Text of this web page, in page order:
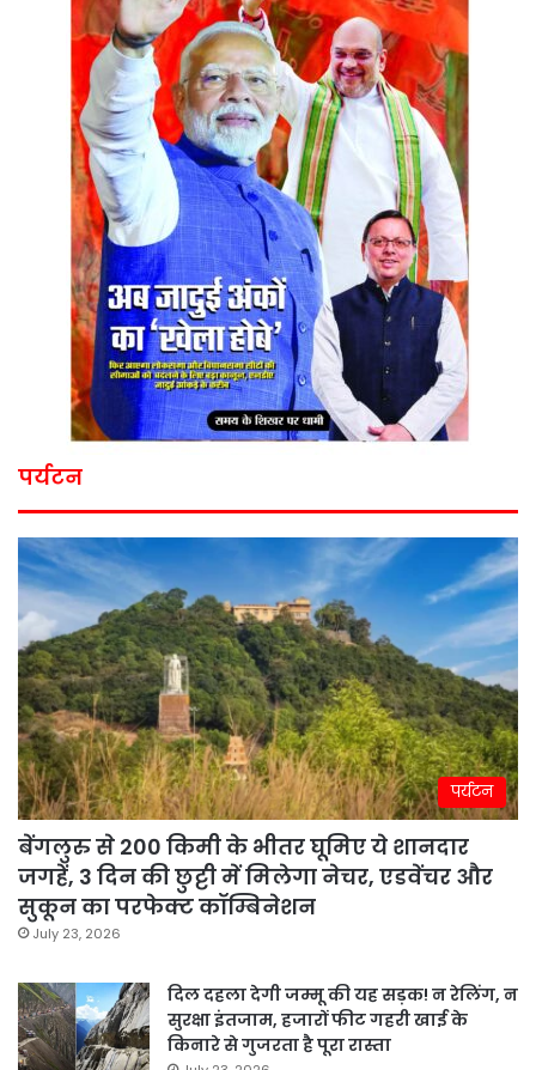
पर्यटन
पर्यटन
बेंगलुरु से 200 किमी के भीतर घूमिए ये शानदार
जगहें, 3 दिन की छुट्टी में मिलेगा नेचर, एडवेंचर और
सुकून का परफेक्ट कॉम्बिनेशन
July 23, 2026
दिल दहला देगी जम्मू की यह सड़क! न रेलिंग, न
सुरक्षा इंतजाम, हजारों फीट गहरी खाई के
किनारे से गुजरता है पूरा रास्ता